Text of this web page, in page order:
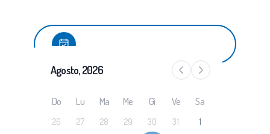
Agosto, 2026
Do Lu Ma Me Gi Ve Sa
26 27 28 29 30 31
1